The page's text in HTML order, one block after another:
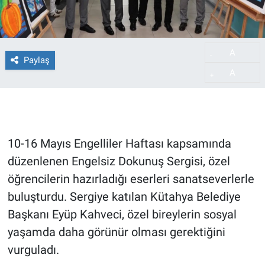
Paylaş
10-16 Mayıs Engelliler Haftası kapsamında
düzenlenen Engelsiz Dokunuş Sergisi, özel
öğrencilerin hazırladığı eserleri sanatseverlerle
buluşturdu. Sergiye katılan Kütahya Belediye
Başkanı Eyüp Kahveci, özel bireylerin sosyal
yaşamda daha görünür olması gerektiğini
vurguladı.